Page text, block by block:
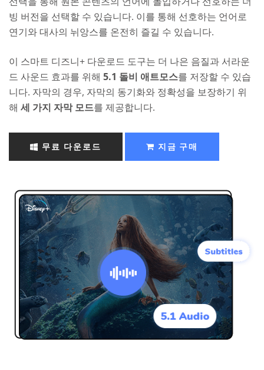
빙 버전을 선택할 수 있습니다. 이를 통해 선호하는 언어로
연기와 대사의 뉘앙스를 온전히 즐길 수 있습니다.
이 스마트 디즈니+ 다운로드 도구는 더 나은 음질과 서라운
드 사운드 효과를 위해 5.1 돌비 애트모스를 저장할 수 있습
니다. 자막의 경우, 자막의 동기화와 정확성을 보장하기 위
해 세 가지 자막 모드를 제공합니다.
무료 다운로드 지금 구매